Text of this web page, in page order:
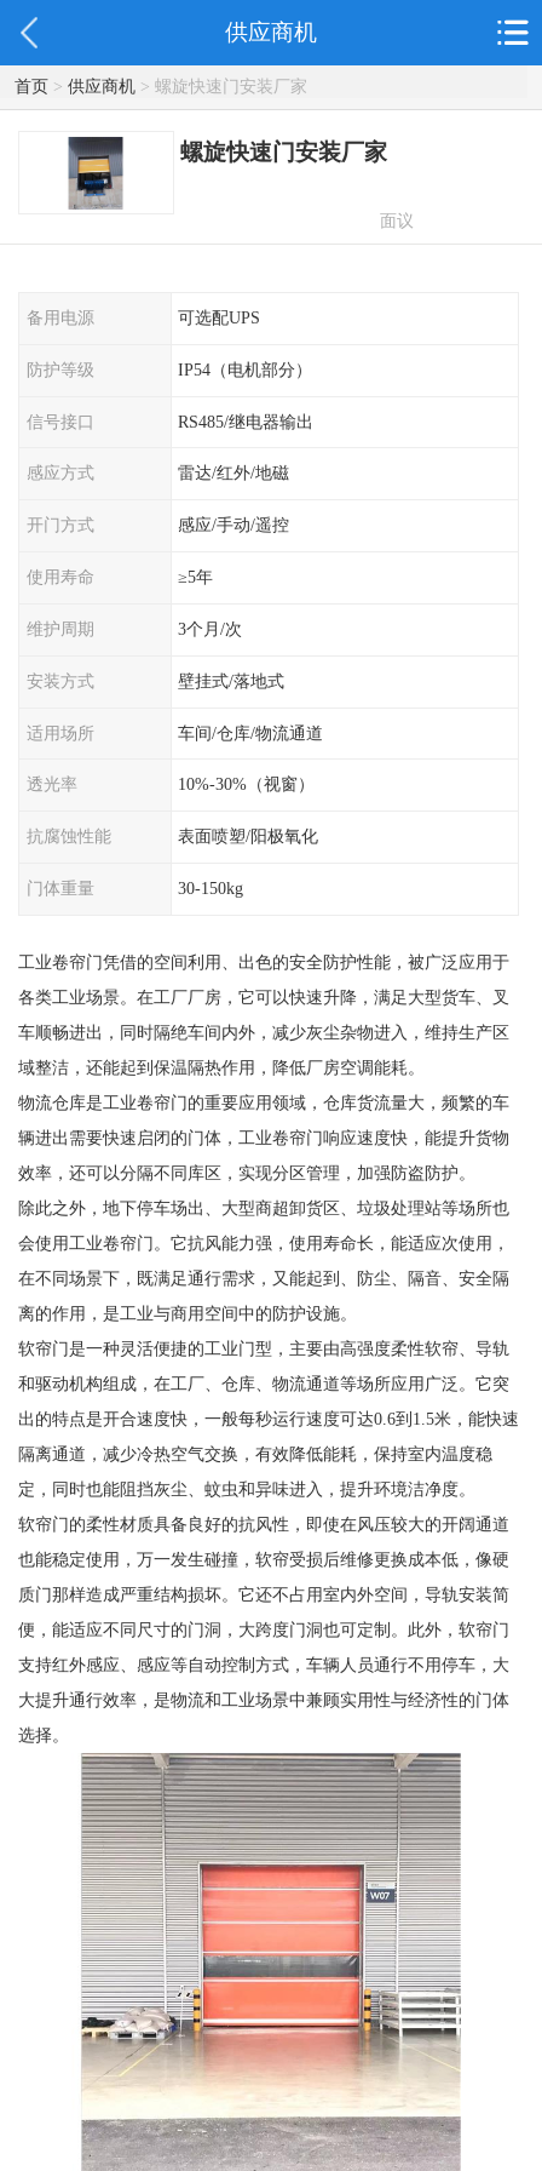
供应商机
首页> 供应商机> 螺旋快速门安装厂家
螺旋快速门安装厂家
面议
备用电源 可选配UPS
防护等级 IP54（电机部分）
信号接口 RS485/继电器输出
感应方式 雷达/红外/地磁
开门方式 感应/手动/遥控
使用寿命 ≥5年
维护周期 3个月/次
安装方式 壁挂式/落地式
适用场所 车间/仓库/物流通道
透光率 10%-30%（视窗）
抗腐蚀性能 表面喷塑/阳极氧化
门体重量 30-150kg
工业卷帘门凭借的空间利用、出色的安全防护性能，被广泛应用于
各类工业场景。在工厂厂房，它可以快速升降，满足大型货车、叉
车顺畅进出，同时隔绝车间内外，减少灰尘杂物进入，维持生产区
域整洁，还能起到保温隔热作用，降低厂房空调能耗。
物流仓库是工业卷帘门的重要应用领域，仓库货流量大，频繁的车
辆进出需要快速启闭的门体，工业卷帘门响应速度快，能提升货物
效率，还可以分隔不同库区，实现分区管理，加强防盗防护。
除此之外，地下停车场出、大型商超卸货区、垃圾处理站等场所也
会使用工业卷帘门。它抗风能力强，使用寿命长，能适应次使用，
在不同场景下，既满足通行需求，又能起到、防尘、隔音、安全隔
离的作用，是工业与商用空间中的防护设施。
软帘门是一种灵活便捷的工业门型，主要由高强度柔性软帘、导轨
和驱动机构组成，在工厂、仓库、物流通道等场所应用广泛。它突
出的特点是开合速度快，一般每秒运行速度可达0.6到1.5米，能快速
隔离通道，减少冷热空气交换，有效降低能耗，保持室内温度稳
定，同时也能阻挡灰尘、蚊虫和异味进入，提升环境洁净度。
软帘门的柔性材质具备良好的抗风性，即使在风压较大的开阔通道
也能稳定使用，万一发生碰撞，软帘受损后维修更换成本低，像硬
质门那样造成严重结构损坏。它还不占用室内外空间，导轨安装简
便，能适应不同尺寸的门洞，大跨度门洞也可定制。此外，软帘门
支持红外感应、感应等自动控制方式，车辆人员通行不用停车，大
大提升通行效率，是物流和工业场景中兼顾实用性与经济性的门体
选择。